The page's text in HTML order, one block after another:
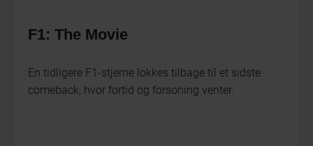
F1: The Movie
En tidligere F1-stjerne lokkes tilbage til et sidste
comeback, hvor fortid og forsoning venter.